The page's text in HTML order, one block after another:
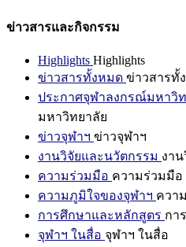
ข่าวสารและกิจกรรม
Highlights Highlights
ข่าวสารทั้งหมด ข่าวสารทั้
ประกาศจุฬาลงกรณ์มหาวิ
มหาวิทยาลัย
ข่าวจุฬาฯ ข่าวจุฬาฯ
งานวิจัยและนวัตกรรม งา
ความร่วมมือ ความร่วมมือ
ความภูมิใจของจุฬาฯ ควา
การศึกษาและหลักสูตร กา
จุฬาฯ ในสื่อ จุฬาฯ ในสื่อ